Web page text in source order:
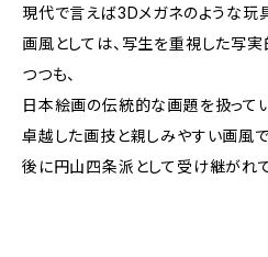
現代で言えば3Dメガネのような玩
画風としては、写生を重視した写
つつも、
日本絵画の伝統的な画題を扱ってい
卓越した画技と親しみやすい画風
後に円山四条派として受け継がれて